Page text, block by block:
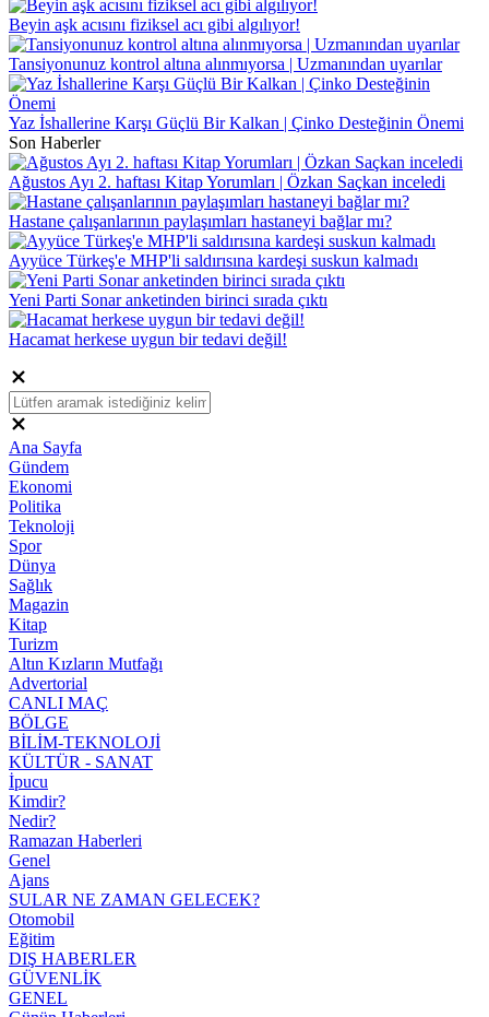
Beyin aşk acısını fiziksel acı gibi algılıyor!
Tansiyonunuz kontrol altına alınmıyorsa | Uzmanından uyarılar
Yaz İshallerine Karşı Güçlü Bir Kalkan | Çinko Desteğinin Önemi
Son Haberler
Ağustos Ayı 2. haftası Kitap Yorumları | Özkan Saçkan inceledi
Hastane çalışanlarının paylaşımları hastaneyi bağlar mı?
Ayyüce Türkeş'e MHP'li saldırısına kardeşi suskun kalmadı
Yeni Parti Sonar anketinden birinci sırada çıktı
Hacamat herkese uygun bir tedavi değil!
Ana Sayfa
Gündem
Ekonomi
Politika
Teknoloji
Spor
Dünya
Sağlık
Magazin
Kitap
Turizm
Altın Kızların Mutfağı
Advertorial
CANLI MAÇ
BÖLGE
BİLİM-TEKNOLOJİ
KÜLTÜR - SANAT
İpucu
Kimdir?
Nedir?
Ramazan Haberleri
Genel
Ajans
SULAR NE ZAMAN GELECEK?
Otomobil
Eğitim
DIŞ HABERLER
GÜVENLİK
GENEL